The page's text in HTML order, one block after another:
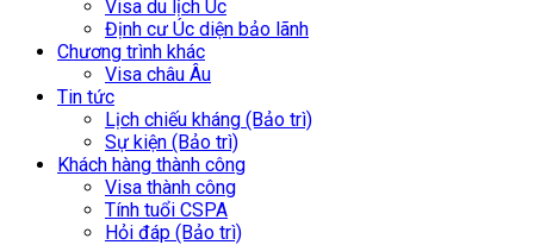
Visa du lịch Úc
Định cư Úc diện bảo lãnh
Chương trình khác
Visa châu Âu
Tin tức
Lịch chiếu kháng (Bảo trì)
Sự kiện (Bảo trì)
Khách hàng thành công
Visa thành công
Tính tuổi CSPA
Hỏi đáp (Bảo trì)